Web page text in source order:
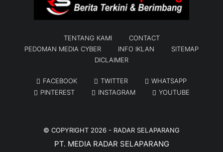
TENTANG KAMI
CONTACT
PEDOMAN MEDIA CYBER
INFO IKLAN
SITEMAP
DICLAIMER
FACEBOOK TWITTER
WHATSAPP
PINTEREST
INSTAGRAM YOUTUBE
© COPYRIGHT 2026 - RADAR SELAPARANG
PT. MEDIA RADAR SELAPARANG